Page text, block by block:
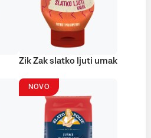
Zik Zak slatko ljuti umak
NOVO